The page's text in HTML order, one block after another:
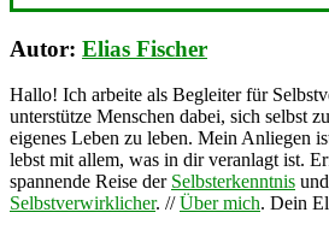
Autor: Elias Fischer
Hallo! Ich arbeite als Begleiter für
unterstütze Menschen dabei, sich selbst
eigenes Leben zu leben. Mein Anliegen
lebst mit allem, was in dir veranlagt ist.
spannende Reise der Selbsterkenntnis
Selbstverwirklicher. //Über mich. Dein